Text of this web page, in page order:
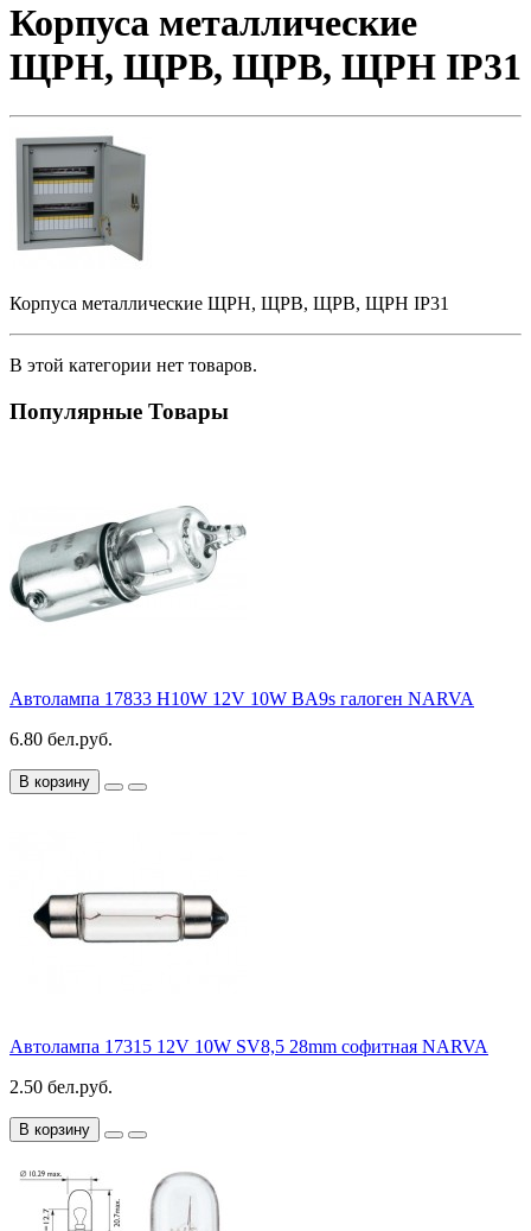
Корпуса металлические
ЩРН, ЩРВ, ЩРВ, ЩРН IP31
Корпуса металлические ЩРН, ЩРВ, ЩРВ, ЩРН IP31
В этой категории нет товаров.
Популярные Товары
Автолампа 17833 H10W 12V 10W BA9s галоген NARVA
6.80 бел.руб.
В корзину
Автолампа 17315 12V 10W SV8,5 28mm софитная NARVA
2.50 бел.руб.
В корзину